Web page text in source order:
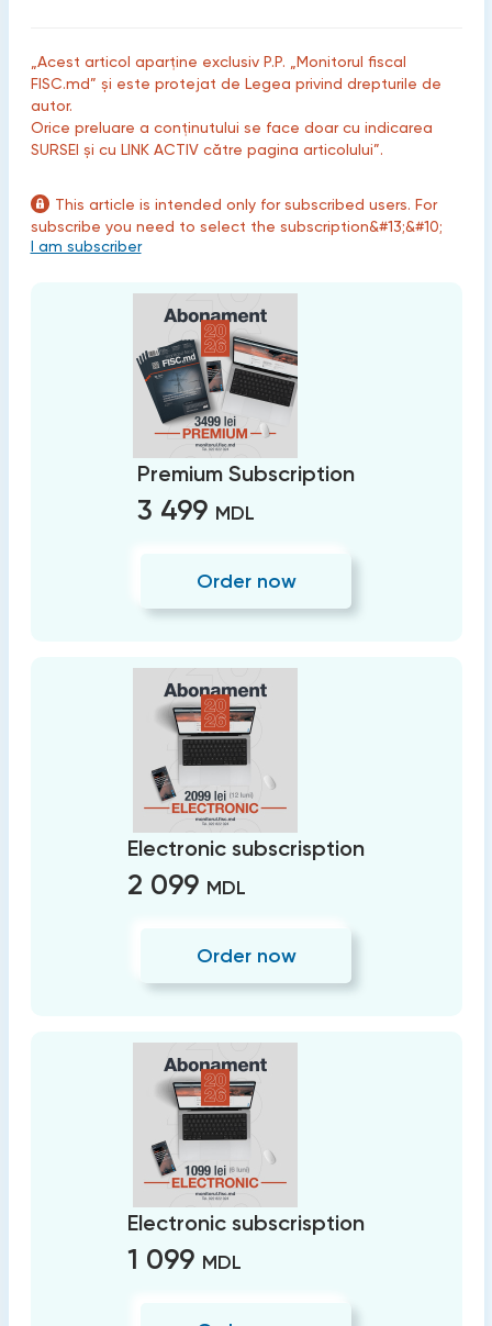
„Acest articol aparține exclusiv P.P. „Monitorul fiscal
FISC.md” și este protejat de Legea privind drepturile de
autor.
Orice preluare a conținutului se face doar cu indicarea
SURSEI și cu LINK ACTIV către pagina articolului”.
This article is intended only for subscribed users. For
subscribe you need to select the subscription&#13;&#10;
I am subscriber
Premium Subscription
3 499 MDL
Order now
Electronic subscrisption
2 099 MDL
Order now
Electronic subscrisption
1 099 MDL